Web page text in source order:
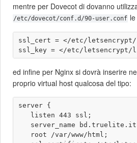
mentre per Dovecot di dovanno
/etc/dovecot/conf.d/90-user.conf
ssl_cert = </etc/
ed infine per Nginx si dovrà inserire
proprio virtual host qualcosa del tipo:
server {
   listen 443 ssl;
server_name
   root /var/www/html;